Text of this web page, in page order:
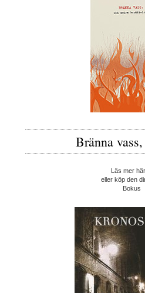
Bränna
Läs mer
eller köp den
Bokus